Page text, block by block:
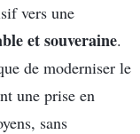
vers une
et souveraine.
de moderniser le
une prise en
sans